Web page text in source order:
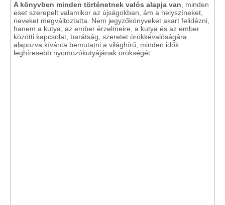
A könyvben minden történetnek valós alapja van , minden
eset szerepelt valamikor az újságokban, ám a helyszíneket,
neveket megváltoztatta. Nem jegyzőkönyveket akart felidézni,
hanem a kutya, az ember érzelmeire, a kutya és az ember
közötti kapcsolat, barátság, szeretet örökkévalóságára
alapozva kívánta bemutatni a világhírű, minden idők
leghíresebb nyomozókutyájának örökségét.